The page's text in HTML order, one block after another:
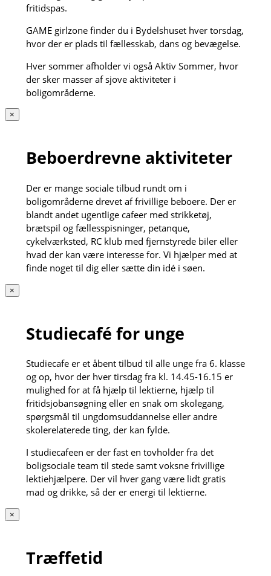
fritidspas.
GAME girlzone finder du i Bydelshuset hver torsdag,
hvor der er plads til fællesskab, dans og bevægelse.
Hver sommer afholder vi også Aktiv Sommer, hvor
der sker masser af sjove aktiviteter i
boligområderne.
×
Beboerdrevne aktiviteter
Der er mange sociale tilbud rundt om i
boligområderne drevet af frivillige beboere. Der er
blandt andet ugentlige cafeer med strikketøj,
brætspil og fællesspisninger, petanque,
cykelværksted, RC klub med fjernstyrede biler eller
hvad der kan være interesse for. Vi hjælper med at
finde noget til dig eller sætte din idé i søen.
×
Studiecafé for unge
Studiecafe er et åbent tilbud til alle unge fra 6. klasse
og op, hvor der hver tirsdag fra kl. 14.45-16.15 er
mulighed for at få hjælp til lektierne, hjælp til
fritidsjobansøgning eller en snak om skolegang,
spørgsmål til ungdomsuddannelse eller andre
skolerelaterede ting, der kan fylde.
I studiecafeen er der fast en tovholder fra det
boligsociale team til stede samt voksne frivillige
lektiehjælpere. Der vil hver gang være lidt gratis
mad og drikke, så der er energi til lektierne.
×
Træffetid